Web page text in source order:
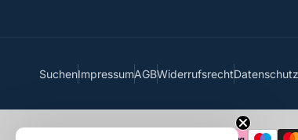
SuchenImpressumAGBWiderrufsrechtDatenschutz